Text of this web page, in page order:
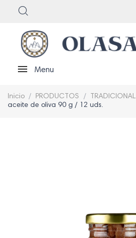
Menu
Inicio PRODUCTOS TRADICIONAL
aceite de oliva 90 g / 12 uds.